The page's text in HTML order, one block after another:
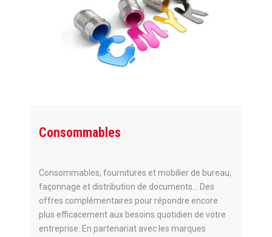
Consommables
Consommables, fournitures et mobilier de bureau,
façonnage et distribution de documents… Des
offres complémentaires pour répondre encore
plus efficacement aux besoins quotidien de votre
entreprise. En partenariat avec les marques